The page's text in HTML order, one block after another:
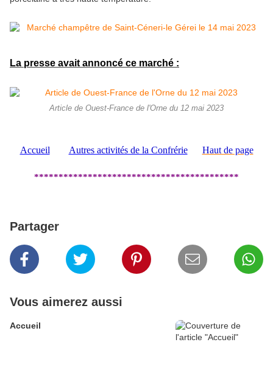
La presse avait annoncé ce marché :
Article de Ouest-France de l'Orne du 12 mai 2023
Accueil Autres activités de la Confrérie Haut de page
******************************************
Partager
Vous aimerez aussi
Accueil